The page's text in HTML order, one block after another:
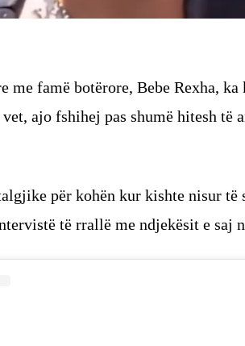
me famë botërore, Bebe Rexha, ka
vet, ajo fshihej pas shumë hitesh të
për kohën kur kishte nisur
të rrallë me ndjekësit e saj